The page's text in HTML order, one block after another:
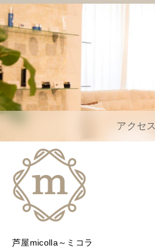
アクセス
芦屋micolla～ミコラ